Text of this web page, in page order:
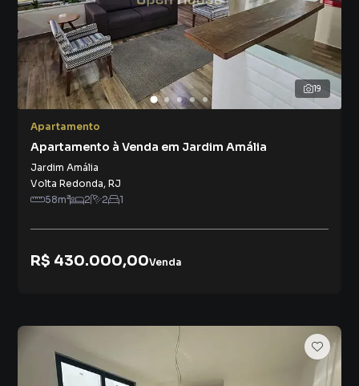
19
Apartamento
Apartamento à Venda em Jardim Amália
Jardim Amália
Volta Redonda, RJ
58m² 2 2 1
R$ 430.000,00Venda